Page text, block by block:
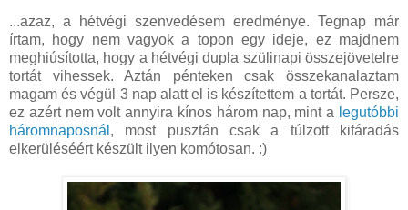
...azaz, a hétvégi szenvedésem eredménye. Tegnap már
írtam, hogy nem vagyok a topon egy ideje, ez majdnem
meghiúsította, hogy a hétvégi dupla szülinapi összejövetelre
tortát vihessek. Aztán pénteken csak összekanalaztam
magam és végül 3 nap alatt el is készítettem a tortát. Persze,
ez azért nem volt annyira kínos három nap, mint a legutóbbi
háromnaposnál , most pusztán csak a túlzott kifáradás
elkerüléséért készült ilyen komótosan. :)